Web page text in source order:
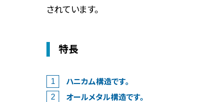
されています。
特長
ハニカム構造です。
オールメタル構造です。